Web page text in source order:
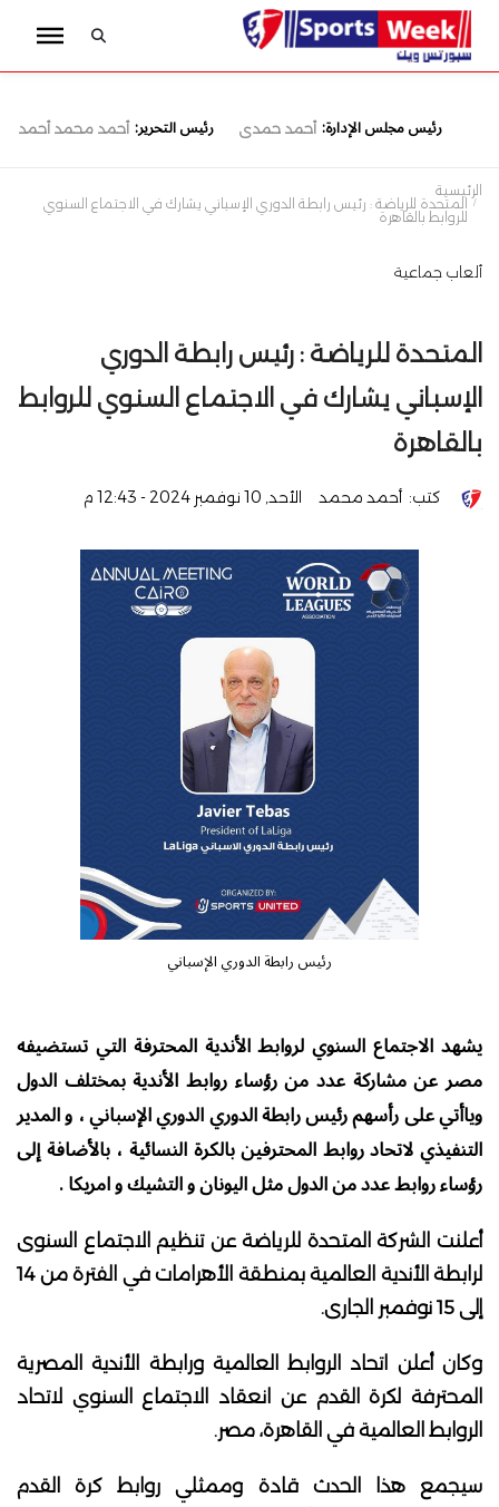
رئيس مجلس الإدارة: أحمد حمدى رئيس التحرير: أحمد محمد أحمد
الرئيسية
المتحدة للرياضة : رئيس رابطة الدوري الإسباني يشارك في الاجتماع السنوي
للروابط بالقاهرة
ألعاب جماعية
المتحدة للرياضة : رئيس رابطة الدوري
الإسباني يشارك في الاجتماع السنوي للروابط
بالقاهرة
كتب: أحمد محمد الأحد, 10 نوفمبر 2024 - 12:43 م
رئيس رابطة الدوري الإسباني
يشهد الاجتماع السنوي لروابط الأندية المحترفة التي تستضيفه
مصر عن مشاركة عدد من رؤساء روابط الأندية بمختلف الدول
وياأتي على رأسهم رئيس رابطة الدوري الدوري الإسباني ، و المدير
التنفيذي لاتحاد روابط المحترفين بالكرة النسائية ، بالأضافة إلى
رؤساء روابط عدد من الدول مثل اليونان و التشيك و امريكا .
أعلنت الشركة المتحدة للرياضة عن تنظيم الاجتماع السنوى
لرابطة الأندية العالمية بمنطقة الأهرامات في الفترة من 14
إلى 15 نوفمبر الجارى.
وكان أعلن اتحاد الروابط العالمية ورابطة الأندية المصرية
المحترفة لكرة القدم عن انعقاد الاجتماع السنوي لاتحاد
الروابط العالمية في القاهرة، مصر.
سيجمع هذا الحدث قادة وممثلي روابط كرة القدم